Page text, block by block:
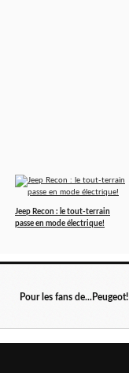
Jeep Recon : le tout-terrain
passe en mode électrique!
Pour les fans de...Peugeot!